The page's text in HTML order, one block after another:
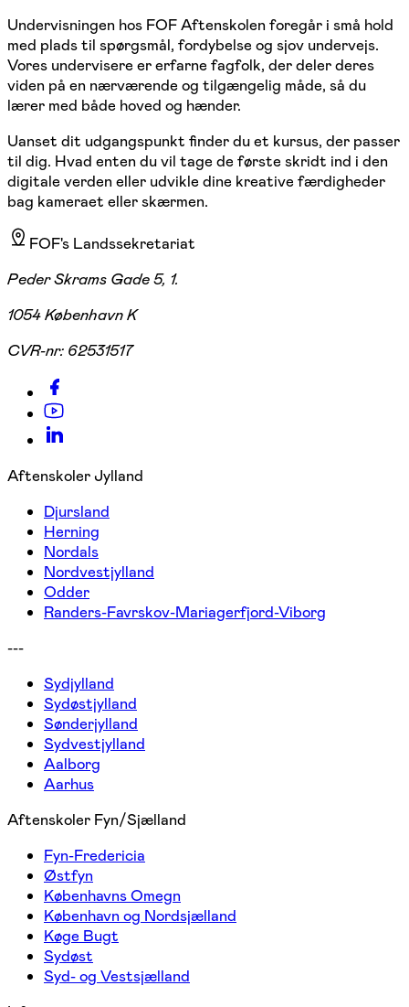
Undervisningen hos FOF Aftenskolen foregår i små hold
med plads til spørgsmål, fordybelse og sjov undervejs.
Vores undervisere er erfarne fagfolk, der deler deres
viden på en nærværende og tilgængelig måde, så du
lærer med både hoved og hænder.
Uanset dit udgangspunkt finder du et kursus, der passer
til dig. Hvad enten du vil tage de første skridt ind i den
digitale verden eller udvikle dine kreative færdigheder
bag kameraet eller skærmen.
FOF's Landssekretariat
Peder Skrams Gade 5, 1.
1054 København K
CVR-nr: 62531517
Aftenskoler Jylland
Djursland
Herning
Nordals
Nordvestjylland
Odder
Randers-Favrskov-Mariagerfjord-Viborg
---
Sydjylland
Sydøstjylland
Sønderjylland
Sydvestjylland
Aalborg
Aarhus
Aftenskoler Fyn/Sjælland
Fyn-Fredericia
Østfyn
Københavns Omegn
København og Nordsjælland
Køge Bugt
Sydøst
Syd- og Vestsjælland